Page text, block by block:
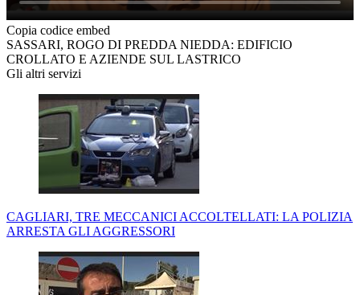
Copia codice embed
SASSARI, ROGO DI PREDDA NIEDDA: EDIFICIO
CROLLATO E AZIENDE SUL LASTRICO
Gli altri servizi
CAGLIARI, TRE MECCANICI ACCOLTELLATI: LA POLIZIA
ARRESTA GLI AGGRESSORI